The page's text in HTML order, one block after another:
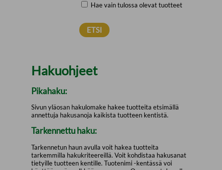
Hae vain tulossa olevat tuotteet
Hakuohjeet
Pikahaku:
Sivun yläosan hakulomake hakee tuotteita etsimällä
annettuja hakusanoja kaikista tuotteen kentistä.
Tarkennettu haku:
Tarkennetun haun avulla voit hakea tuotteita
tarkemmilla hakukriteereillä. Voit kohdistaa hakusanat
tietyille tuotteen kentille. Tuotenimi -kentässä voi